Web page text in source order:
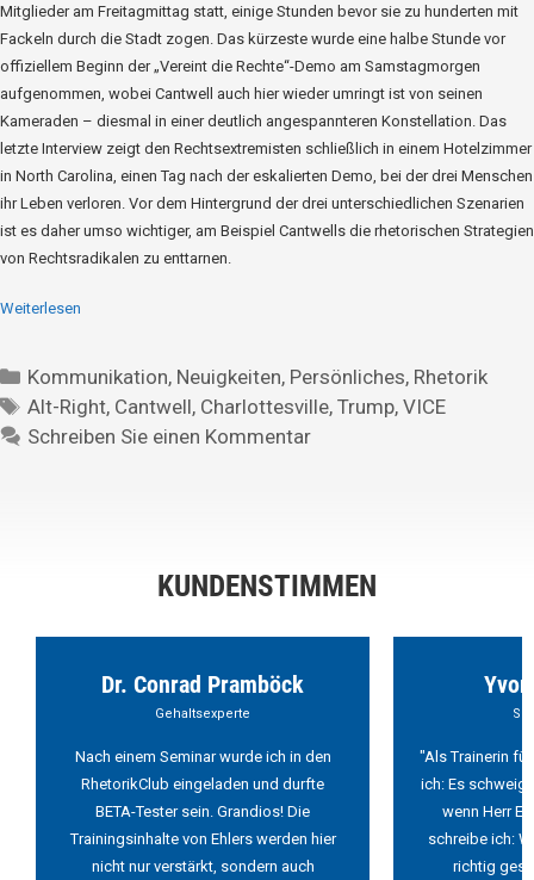
Mitglieder am Freitagmittag statt, einige Stunden bevor sie zu hunderten mit
Fackeln durch die Stadt zogen. Das kürzeste wurde eine halbe Stunde vor
offiziellem Beginn der „Vereint die Rechte“-Demo am Samstagmorgen
aufgenommen, wobei Cantwell auch hier wieder umringt ist von seinen
Kameraden – diesmal in einer deutlich angespannteren Konstellation. Das
letzte Interview zeigt den Rechtsextremisten schließlich in einem Hotelzimmer
in North Carolina, einen Tag nach der eskalierten Demo, bei der drei Menschen
ihr Leben verloren. Vor dem Hintergrund der drei unterschiedlichen Szenarien
ist es daher umso wichtiger, am Beispiel Cantwells die rhetorischen Strategien
von Rechtsradikalen zu enttarnen.
Weiterlesen
Kommunikation, Neuigkeiten, Persönliches, Rhetorik
Alt-Right, Cantwell, Charlottesville,Trump,VICE
Schreiben Sie einen Kommentar
KUNDENSTIMMEN
Dr. Conrad Pramböck
Gehaltsexperte
Nach einem Seminar wurde ich in den
RhetorikClub eingeladen und durfte
BETA-Tester sein. Grandios! Die
Trainingsinhalte von Ehlers werden hier
nicht nur verstärkt, sondern auch
"Als Trainerin
ich: Es
wenn Herr
schreibe ich:
richtig